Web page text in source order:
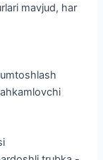
mavjud, har